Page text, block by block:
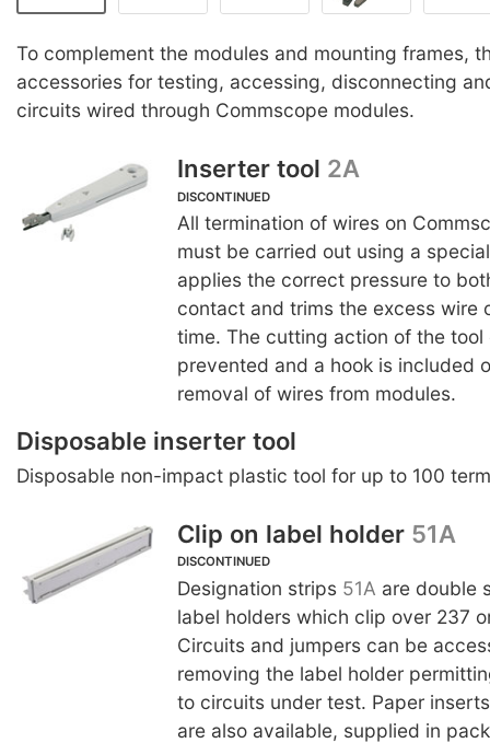
To complement the modules and mounting frames,
accessories for testing, accessing, disconnecting
circuits wired through Commscope modules.
Inserter tool 2A
DISCONTINUED
All termination of wires on
must be carried out using a
applies the correct pressure to
contact and trims the excess wire
time. The cutting action of the tool
prevented and a hook is included
removal of wires from modules.
Disposable inserter tool
Disposable non-impact plastic tool for up to 100
Clip on label holder 51A
DISCONTINUED
Designation strips 51A are double
label holders which clip over 237
Circuits and jumpers can be
removing the label holder
to circuits under test. Paper
are also available, supplied in